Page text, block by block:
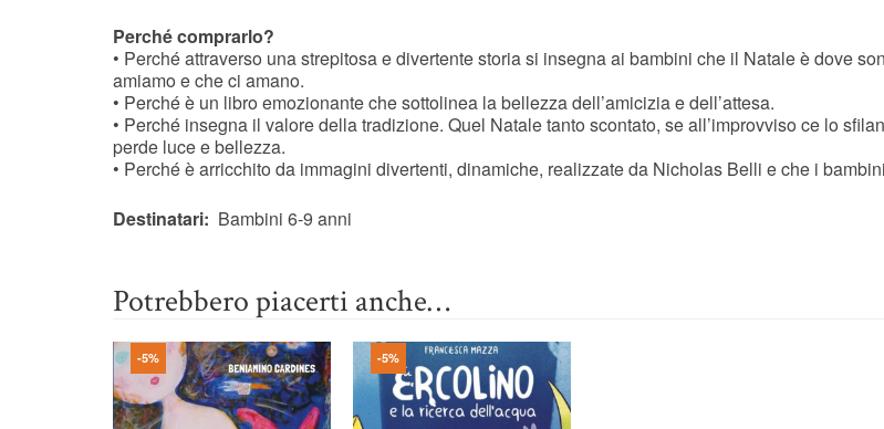
Perché comprarlo?
• Perché attraverso una strepitosa e divertente storia si insegna ai bambini che il Natale è dove
amiamo e che ci amano.
• Perché è un libro emozionante che sottolinea la bellezza dell’amicizia e dell’attesa.
• Perché insegna il valore della tradizione. Quel Natale tanto scontato, se all’improvviso ce lo
perde luce e bellezza.
• Perché è arricchito da immagini divertenti, dinamiche, realizzate da Nicholas Belli e che i
Destinatari: Bambini 6-9 anni
Potrebbero piacerti anche…
-5% -5%